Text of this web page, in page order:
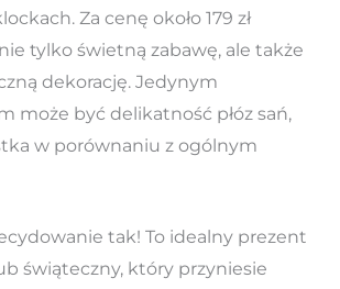
Za cenę około 179 zł
tylko świetną zabawę, ale także
dekorację. Jedynym
może być delikatność płóz sań,
w porównaniu z ogólnym
tak! To idealny prezent
świąteczny, który przyniesie